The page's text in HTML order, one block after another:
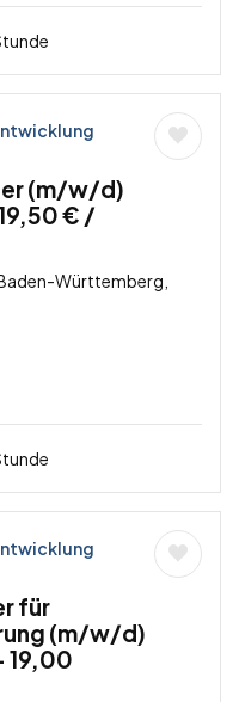
(m/w/d)
€ /
Württemberg,
für
(m/w/d)
19,00